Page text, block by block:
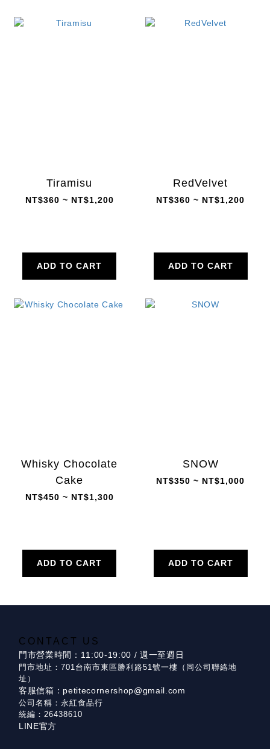
Tiramisu
NT$360 ~ NT$1,200
ADD TO CART
RedVelvet
NT$360 ~ NT$1,200
ADD TO CART
Whisky Chocolate
Cake
NT$450 ~ NT$1,300
ADD TO CART
SNOW
NT$350 ~ NT$1,000
ADD TO CART
CONTACT US
門市營業時間：11:00-19:00 / 週一至週日
門市地址：701台南市東區勝利路51號一樓（同公司聯絡地
址）
客服信箱：petitecornershop@gmail.com
公司名稱：永紅食品行
統編：26438610
LINE官方